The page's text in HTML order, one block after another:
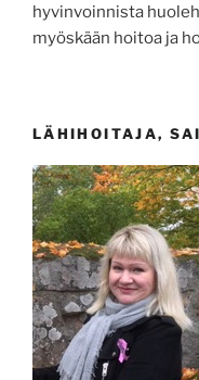
hyvinvoinnista
myöskään hoitoa ja
LÄHIHOITAJA,